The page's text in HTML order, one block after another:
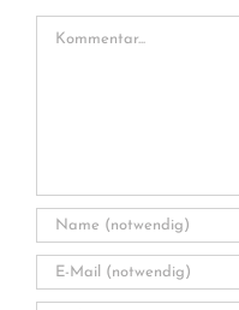
Kommentar